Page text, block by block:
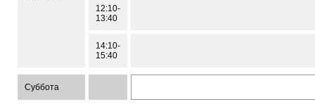
12:10-
13:40
14:10-
15:40
Суббота